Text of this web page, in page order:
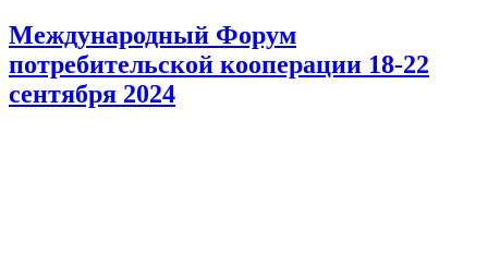
Международный Форум
потребительской кооперации 18-22
сентября 2024